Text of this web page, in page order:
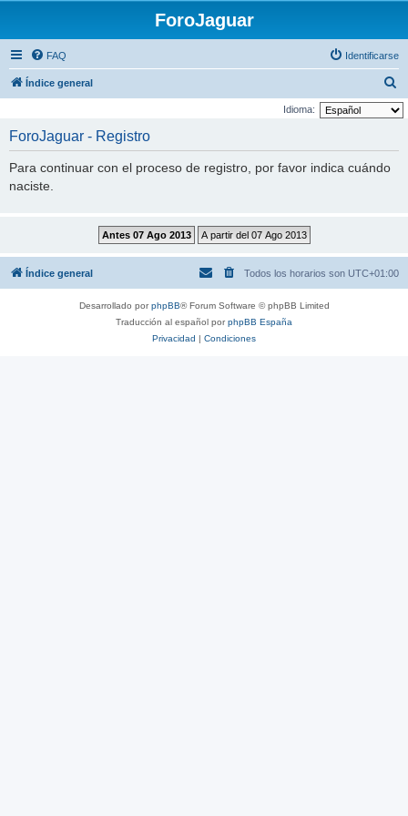
ForoJaguar
FAQ Identificarse
Índice general
u
Idioma:
ForoJaguar - Registro
Para continuar con el proceso de registro, por favor indica cuándo
naciste.
Índice general Todos los horarios son UTC+01:00
Desarrollado porphpBB® Forum Software © phpBB Limited
Traducción al español porphpBB España
Privacidad
Condiciones